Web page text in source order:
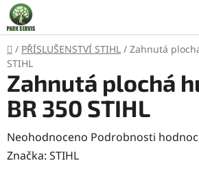
Přejít
na
obsah
Domů
/ PŘÍSLUŠENSTVÍ STIHL / Zahnutá
STIHL
Zahnutá plochá
BR 350 STIHL
Průměrné
hodnocení
Neohodnoceno Podrobnosti
Značka: STIHL